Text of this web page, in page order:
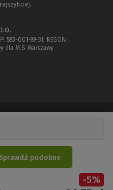
-5%
Sprawdź podobne
583-001-89-31, REGON:
dla M.S. Warszawy
Sp. z o.o.